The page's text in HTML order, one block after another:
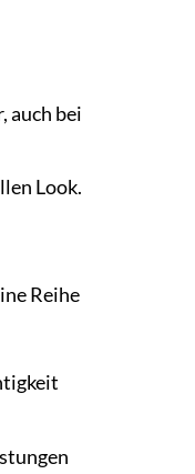
auch bei
Look.
Reihe